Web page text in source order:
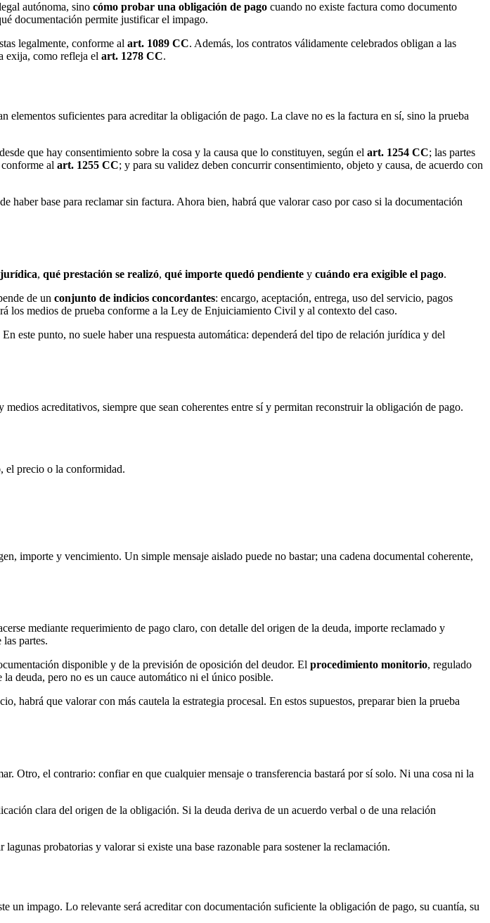
autónoma, sino cómo probar una obligación de pago cuando no existe factura como documento
documentación permite justificar el impago.
legalmente, conforme al art. 1089 CC. Además, los contratos válidamente celebrados obligan a las
exija, como refleja el art. 1278 CC.
elementos suficientes para acreditar la obligación de pago. La clave no es la factura en sí, sino la prueba
que hay consentimiento sobre la cosa y la causa que lo constituyen, según el art. 1254 CC; las partes
al art. 1255 CC; y para su validez deben concurrir consentimiento, objeto y causa, de acuerdo con
haber base para reclamar sin factura. Ahora bien, habrá que valorar caso por caso si la documentación
, qué prestación se realizó, qué importe quedó pendiente y cuándo era exigible el pago.
de un conjunto de indicios concordantes: encargo, aceptación, entrega, uso del servicio, pagos
los medios de prueba conforme a la Ley de Enjuiciamiento Civil y al contexto del caso.
este punto, no suele haber una respuesta automática: dependerá del tipo de relación jurídica y del
medios acreditativos, siempre que sean coherentes entre sí y permitan reconstruir la obligación de pago.
el precio o la conformidad.
importe y vencimiento. Un simple mensaje aislado puede no bastar; una cadena documental coherente,
mediante requerimiento de pago claro, con detalle del origen de la deuda, importe reclamado y
partes.
disponible y de la previsión de oposición del deudor. El procedimiento monitorio, regulado
deuda, pero no es un cauce automático ni el único posible.
habrá que valorar con más cautela la estrategia procesal. En estos supuestos, preparar bien la prueba
Otro, el contrario: confiar en que cualquier mensaje o transferencia bastará por sí solo. Ni una cosa ni la
clara del origen de la obligación. Si la deuda deriva de un acuerdo verbal o de una relación
probatorias y valorar si existe una base razonable para sostener la reclamación.
un impago. Lo relevante será acreditar con documentación suficiente la obligación de pago, su cuantía, su